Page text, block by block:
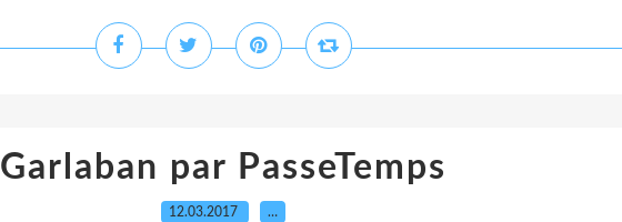
Garlaban par PasseTemps
12.03.2017 …